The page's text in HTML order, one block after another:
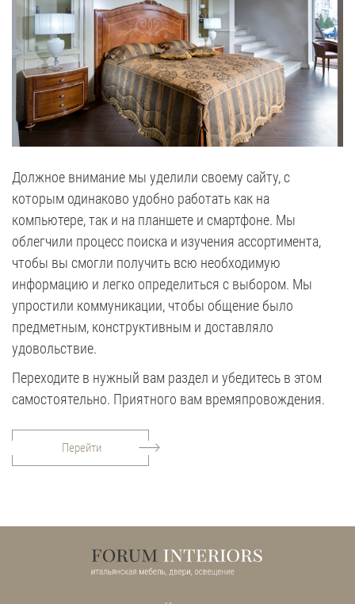
Должное внимание мы уделили своему сайту, с
которым одинаково удобно работать как на
компьютере, так и на планшете и смартфоне. Мы
облегчили процесс поиска и изучения ассортимента,
чтобы вы смогли получить всю необходимую
информацию и легко определиться с выбором. Мы
упростили коммуникации, чтобы общение было
предметным, конструктивным и доставляло
удовольствие.
Переходите в нужный вам раздел и убедитесь в этом
самостоятельно. Приятного вам времяпровождения.
Перейти